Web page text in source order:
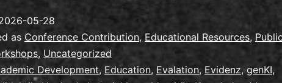
Lehrportfolios
mit/trotz
05-28
as Conference Contribution, Educational Resources,
, Uncategorized
Development, Education, Evalation, Evidenz, genKI,